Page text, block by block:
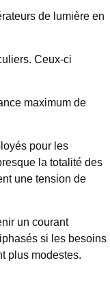
de lumière en
Ceux-ci
maximum de
pour les
la totalité des
une tension de
un courant
si les besoins
plus modestes.